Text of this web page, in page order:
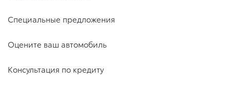
Специальные предложения
Оцените ваш автомобиль
Консультация по кредиту